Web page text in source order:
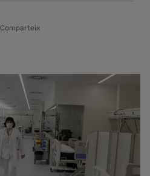
Comparteix